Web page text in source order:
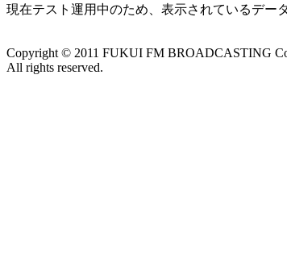
現在テスト運用中のため、表示されているデー
Copyright © 2011 FUKUI FM BROADCASTING
All rights reserved.